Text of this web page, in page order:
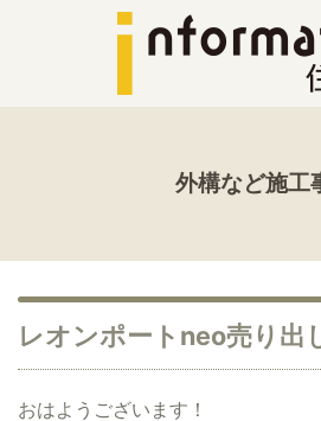
外構など施工
レオンポートneo売り出
おはようございます！